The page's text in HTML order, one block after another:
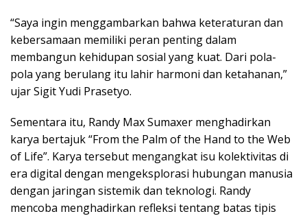
“Saya ingin menggambarkan bahwa keteraturan dan
kebersamaan memiliki peran penting dalam
membangun kehidupan sosial yang kuat. Dari pola-
pola yang berulang itu lahir harmoni dan ketahanan,”
ujar Sigit Yudi Prasetyo.
Sementara itu, Randy Max Sumaxer menghadirkan
karya bertajuk “From the Palm of the Hand to the Web
of Life”. Karya tersebut mengangkat isu kolektivitas di
era digital dengan mengeksplorasi hubungan manusia
dengan jaringan sistemik dan teknologi. Randy
mencoba menghadirkan refleksi tentang batas tipis